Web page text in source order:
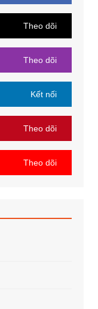
Theo dõi
Theo dõi
Kết nối
Theo dõi
Theo dõi